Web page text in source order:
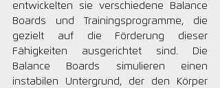
entwickelten sie verschiedene Balance
Boards und Trainingsprogramme, die
gezielt auf die Förderung dieser
Fähigkeiten ausgerichtet sind. Die
Balance Boards simulieren einen
instabilen Untergrund, der den Körper